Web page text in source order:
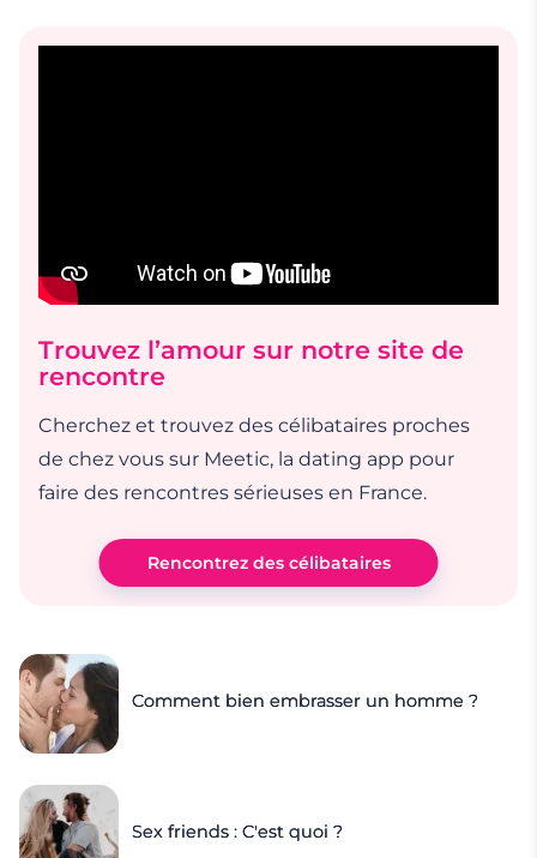
Trouvez l’amour sur notre site de
rencontre
Cherchez et trouvez des célibataires proches
de chez vous sur Meetic, la dating app pour
faire des rencontres sérieuses en France.
Rencontrez des célibataires
Comment bien embrasser un homme ?
Sex friends : C'est quoi ?